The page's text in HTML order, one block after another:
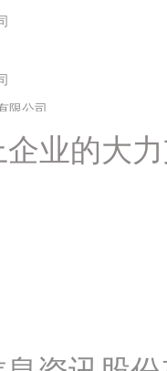
司
司
企业的大